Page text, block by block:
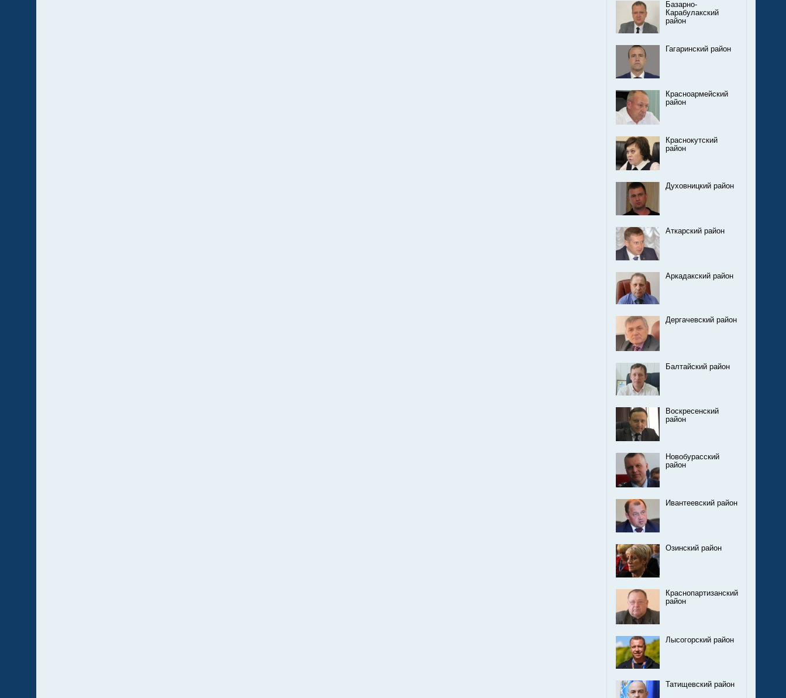
Базарно-
Карабулакский
район
Гагаринский район
Красноармейский
район
Краснокутский
район
Духовницкий район
Аткарский район
Аркадакский район
Дергачевский район
Балтайский район
Воскресенский
район
Новобурасский
район
Ивантеевский район
Озинский район
Краснопартизанский
район
Лысогорский район
Татищевский район